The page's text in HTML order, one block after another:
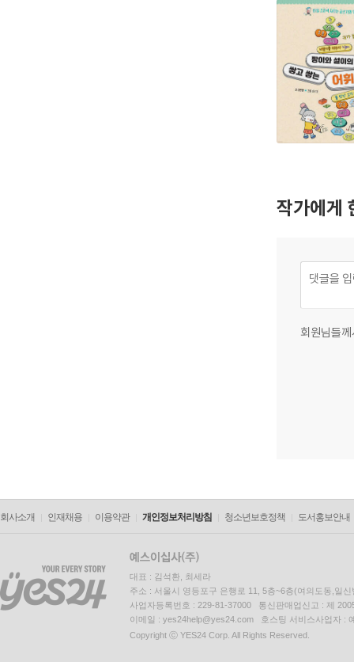
작가에게
회원님들
회사소개 인재채용 이용약관 개인정보처리방침 청소년보호정책 도서홍보안내
대표 : 김석환, 최세라
주소 : 서울시 영등포구 은행로 11, 5층~6층(여의도동,일신
사업자등록번호 : 229-81-37000 통신판매업신고 : 제
이메일 : yes24help@yes24.com 호스팅 서비스사업자 :
Copyright ⓒ YES24 Corp. All Rights Reserved.